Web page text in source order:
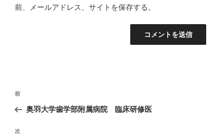
前、メールアドレス、サイトを保存する。
投
ナ
ビ
過
去
投
前
奥羽大学歯学部附属病院 臨床研修医
次
次